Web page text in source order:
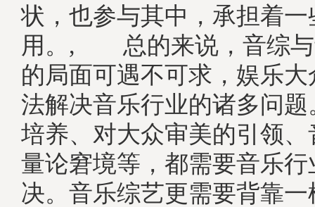
状，也参与其中，承担着一
用。, 总的来说，音综与
的局面可遇不可求，娱乐
法解决音乐行业的诸多问
培养、对大众审美的引领
量论窘境等，都需要音乐
决。音乐综艺更需要背靠